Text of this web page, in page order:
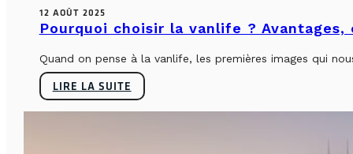
12 AOÛT 2025
Pourquoi choisir la vanlife ?
Quand on pense à la vanlife, les premières images qui
LIRE LA SUITE